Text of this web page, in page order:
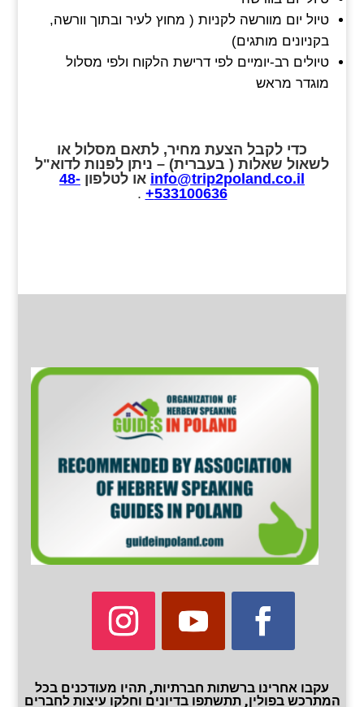
טיול יום מוורשה לקניות ( מחוץ לעיר ובתוך וורשה,
בקניונים מותגים)
טיולים רב-יומיים לפי דרישת הלקוח ולפי מסלול
מוגדר מראש
כדי לקבל הצעת מחיר, לתאם מסלול או
לשאול שאלות ( בעברית) – ניתן לפנות לדוא"ל
info@trip2poland.co.il או לטלפון 48-
533100636+
.
עקבו אחרינו ברשתות חברתיות, תהיו מעודכנים בכל
המתרכש בפולין, תתשתפו בדיונים וחלקו עיצות לחברים